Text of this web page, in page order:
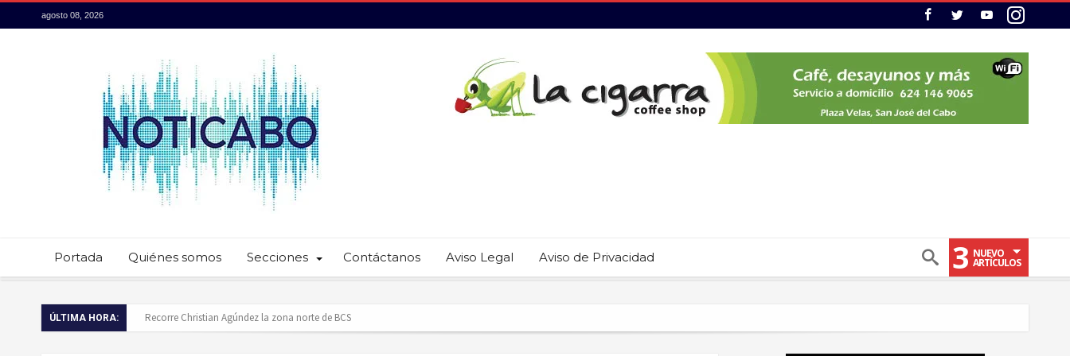
agosto 08, 2026
Portada Quiénes somos Secciones Contáctanos Aviso Legal Aviso de Privacidad 3 NUEVO
ARTÍCULOS
ÚLTIMA HORA:
Baja California Sur presume su talento culinario: 22 restaurantes reciben las placas de la Guía MICHELIN 2026